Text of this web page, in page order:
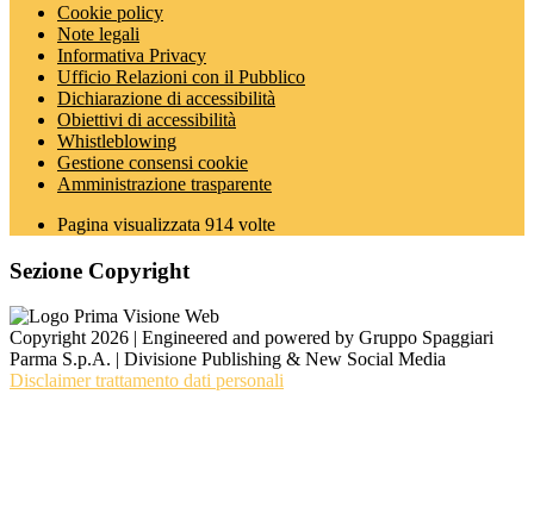
Cookie policy
Note legali
Informativa Privacy
Ufficio Relazioni con il Pubblico
Dichiarazione di accessibilità
Obiettivi di accessibilità
Whistleblowing
Gestione consensi cookie
Amministrazione trasparente
Pagina visualizzata 914 volte
Sezione Copyright
Copyright 2026 | Engineered and powered by Gruppo Spaggiari
Parma S.p.A. | Divisione Publishing & New Social Media
Disclaimer trattamento dati personali